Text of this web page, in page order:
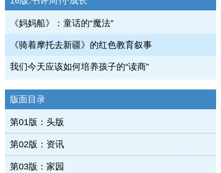
《妈妈船》：童话的“魔法”
《骑着摩托去新疆》的红色教育叙事
我们今天应该如何培养孩子的“读商”
版面目录
第01版：头版
第02版：资讯
第03版：家园